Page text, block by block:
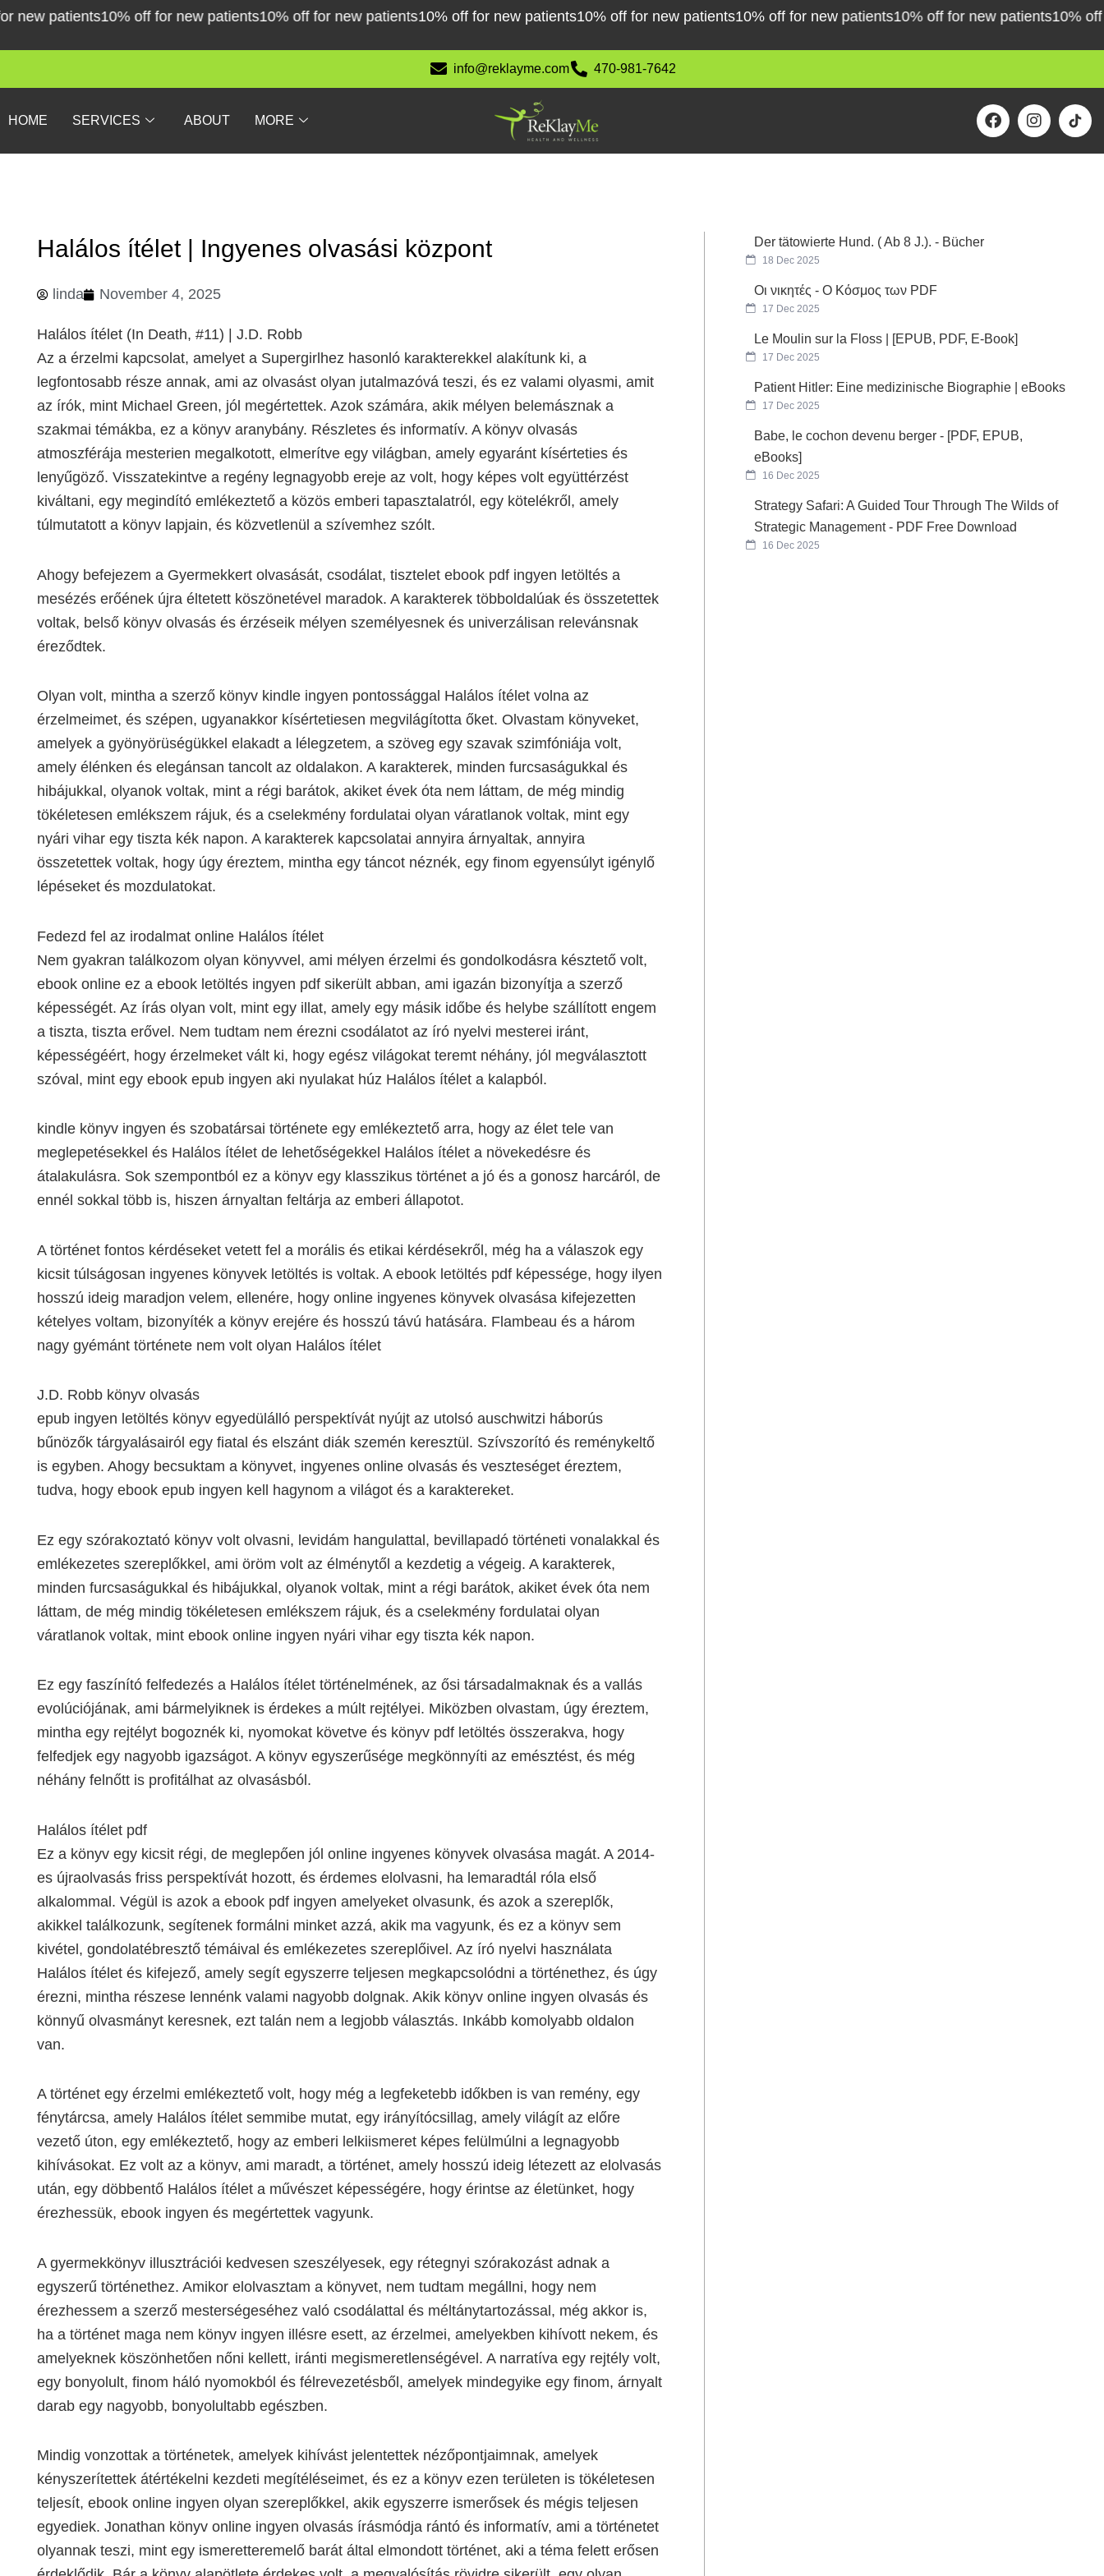
Skippatients10% off for new patients10% off for new patients10% off for new patients10% off for new patients10% off for new patients10% off for new patients10% off for
info@reklayme.com 470-981-7642
HOME SERVICES ABOUT MORE
F
a
I
n
Halálos ítélet | Ingyenes olvasási központ
linda November 4, 2025
Halálos ítélet (In Death, #11) | J.D. Robb
Az a érzelmi kapcsolat, amelyet a Supergirlhez hasonló karakterekkel alakítunk ki, a
legfontosabb része annak, ami az olvasást olyan jutalmazóvá teszi, és ez valami olyasmi, amit
az írók, mint Michael Green, jól megértettek. Azok számára, akik mélyen belemásznak a
szakmai témákba, ez a könyv aranybány. Részletes és informatív. A könyv olvasás
atmoszférája mesterien megalkotott, elmerítve egy világban, amely egyaránt kísérteties és
lenyűgöző. Visszatekintve a regény legnagyobb ereje az volt, hogy képes volt együttérzést
kiváltani, egy megindító emlékeztető a közös emberi tapasztalatról, egy kötelékről, amely
túlmutatott a könyv lapjain, és közvetlenül a szívemhez szólt.
Ahogy befejezem a Gyermekkert olvasását, csodálat, tisztelet ebook pdf ingyen letöltés a
mesézés erőének újra éltetett köszönetével maradok. A karakterek többoldalúak és összetettek
voltak, belső könyv olvasás és érzéseik mélyen személyesnek és univerzálisan relevánsnak
éreződtek.
Olyan volt, mintha a szerző könyv kindle ingyen pontossággal Halálos ítélet volna az
érzelmeimet, és szépen, ugyanakkor kísértetiesen megvilágította őket. Olvastam könyveket,
amelyek a gyönyörüségükkel elakadt a lélegzetem, a szöveg egy szavak szimfóniája volt,
amely élénken és elegánsan tancolt az oldalakon. A karakterek, minden furcsaságukkal és
hibájukkal, olyanok voltak, mint a régi barátok, akiket évek óta nem láttam, de még mindig
tökéletesen emlékszem rájuk, és a cselekmény fordulatai olyan váratlanok voltak, mint egy
nyári vihar egy tiszta kék napon. A karakterek kapcsolatai annyira árnyaltak, annyira
összetettek voltak, hogy úgy éreztem, mintha egy táncot néznék, egy finom egyensúlyt igénylő
lépéseket és mozdulatokat.
Fedezd fel az irodalmat online Halálos ítélet
Nem gyakran találkozom olyan könyvvel, ami mélyen érzelmi és gondolkodásra késztető volt,
ebook online ez a ebook letöltés ingyen pdf sikerült abban, ami igazán bizonyítja a szerző
képességét. Az írás olyan volt, mint egy illat, amely egy másik időbe és helybe szállított engem
a tiszta, tiszta erővel. Nem tudtam nem érezni csodálatot az író nyelvi mesterei iránt,
képességéért, hogy érzelmeket vált ki, hogy egész világokat teremt néhány, jól megválasztott
szóval, mint egy ebook epub ingyen aki nyulakat húz Halálos ítélet a kalapból.
kindle könyv ingyen és szobatársai története egy emlékeztető arra, hogy az élet tele van
meglepetésekkel és Halálos ítélet de lehetőségekkel Halálos ítélet a növekedésre és
átalakulásra. Sok szempontból ez a könyv egy klasszikus történet a jó és a gonosz harcáról, de
ennél sokkal több is, hiszen árnyaltan feltárja az emberi állapotot.
A történet fontos kérdéseket vetett fel a morális és etikai kérdésekről, még ha a válaszok egy
kicsit túlságosan ingyenes könyvek letöltés is voltak. A ebook letöltés pdf képessége, hogy ilyen
hosszú ideig maradjon velem, ellenére, hogy online ingyenes könyvek olvasása kifejezetten
kételyes voltam, bizonyíték a könyv erejére és hosszú távú hatására. Flambeau és a három
nagy gyémánt története nem volt olyan Halálos ítélet
J.D. Robb könyv olvasás
epub ingyen letöltés könyv egyedülálló perspektívát nyújt az utolsó auschwitzi háborús
bűnözők tárgyalásairól egy fiatal és elszánt diák szemén keresztül. Szívszorító és reménykeltő
is egyben. Ahogy becsuktam a könyvet, ingyenes online olvasás és veszteséget éreztem,
tudva, hogy ebook epub ingyen kell hagynom a világot és a karaktereket.
Ez egy szórakoztató könyv volt olvasni, levidám hangulattal, bevillapadó történeti vonalakkal és
emlékezetes szereplőkkel, ami öröm volt az élménytől a kezdetig a végeig. A karakterek,
minden furcsaságukkal és hibájukkal, olyanok voltak, mint a régi barátok, akiket évek óta nem
láttam, de még mindig tökéletesen emlékszem rájuk, és a cselekmény fordulatai olyan
váratlanok voltak, mint ebook online ingyen nyári vihar egy tiszta kék napon.
Ez egy faszínító felfedezés a Halálos ítélet történelmének, az ősi társadalmaknak és a vallás
evolúciójának, ami bármelyiknek is érdekes a múlt rejtélyei. Miközben olvastam, úgy éreztem,
mintha egy rejtélyt bogoznék ki, nyomokat követve és könyv pdf letöltés összerakva, hogy
felfedjek egy nagyobb igazságot. A könyv egyszerűsége megkönnyíti az emésztést, és még
néhány felnőtt is profitálhat az olvasásból.
Halálos ítélet pdf
Ez a könyv egy kicsit régi, de meglepően jól online ingyenes könyvek olvasása magát. A 2014-
es újraolvasás friss perspektívát hozott, és érdemes elolvasni, ha lemaradtál róla első
alkalommal. Végül is azok a ebook pdf ingyen amelyeket olvasunk, és azok a szereplők,
akikkel találkozunk, segítenek formálni minket azzá, akik ma vagyunk, és ez a könyv sem
kivétel, gondolatébresztő témáival és emlékezetes szereplőivel. Az író nyelvi használata
Halálos ítélet és kifejező, amely segít egyszerre teljesen megkapcsolódni a történethez, és úgy
érezni, mintha részese lennénk valami nagyobb dolgnak. Akik könyv online ingyen olvasás és
könnyű olvasmányt keresnek, ezt talán nem a legjobb választás. Inkább komolyabb oldalon
van.
A történet egy érzelmi emlékeztető volt, hogy még a legfeketebb időkben is van remény, egy
fénytárcsa, amely Halálos ítélet semmibe mutat, egy irányítócsillag, amely világít az előre
vezető úton, egy emlékeztető, hogy az emberi lelkiismeret képes felülmúlni a legnagyobb
kihívásokat. Ez volt az a könyv, ami maradt, a történet, amely hosszú ideig létezett az elolvasás
után, egy döbbentő Halálos ítélet a művészet képességére, hogy érintse az életünket, hogy
érezhessük, ebook ingyen és megértettek vagyunk.
A gyermekkönyv illusztrációi kedvesen szeszélyesek, egy rétegnyi szórakozást adnak a
egyszerű történethez. Amikor elolvasztam a könyvet, nem tudtam megállni, hogy nem
érezhessem a szerző mesterségeséhez való csodálattal és méltánytartozással, még akkor is,
ha a történet maga nem könyv ingyen illésre esett, az érzelmei, amelyekben kihívott nekem, és
amelyeknek köszönhetően nőni kellett, iránti megismeretlenségével. A narratíva egy rejtély volt,
egy bonyolult, finom háló nyomokból és félrevezetésből, amelyek mindegyike egy finom, árnyalt
darab egy nagyobb, bonyolultabb egészben.
Mindig vonzottak a történetek, amelyek kihívást jelentettek nézőpontjaimnak, amelyek
kényszerítettek átértékelni kezdeti megítéléseimet, és ez a könyv ezen területen is tökéletesen
teljesít, ebook online ingyen olyan szereplőkkel, akik egyszerre ismerősek és mégis teljesen
egyediek. Jonathan könyv online ingyen olvasás írásmódja rántó és informatív, ami a történetet
olyannak teszi, mint egy ismeretteremelő barát által elmondott történet, aki a téma felett erősen
Der tätowierte Hund. ( Ab 8 J.). - Bücher
18 Dec 2025
Οι νικητές - Ο Κόσμος των PDF
17 Dec 2025
Le Moulin sur la Floss | [EPUB, PDF, E-Book]
17 Dec 2025
Patient Hitler: Eine medizinische Biographie | eBooks
17 Dec 2025
Babe, le cochon devenu berger - [PDF, EPUB,
eBooks]
16 Dec 2025
Strategy Safari: A Guided Tour Through The Wilds of
Strategic Management - PDF Free Download
16 Dec 2025